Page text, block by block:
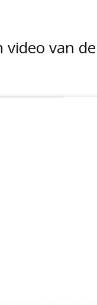
video van de